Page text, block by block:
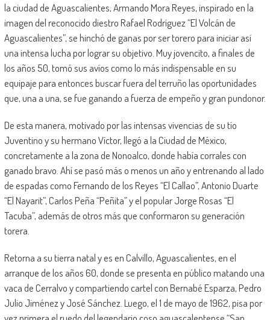
la ciudad de Aguascalientes, Armando Mora Reyes, inspirado en la
imagen del reconocido diestro Rafael Rodríguez “El Volcán de
Aguascalientes”, se hinchó de ganas por ser torero para iniciar así
una intensa lucha por lograr su objetivo. Muy jovencito, a finales de
los años 50, tomó sus avíos como lo más indispensable en su
equipaje para entonces buscar fuera del terruño las oportunidades
que, una a una, se fue ganando a fuerza de empeño y gran pundonor.
De esta manera, motivado por las intensas vivencias de su tío
Juventino y su hermano Víctor, llegó a la Ciudad de México,
concretamente a la zona de Nonoalco, donde había corrales con
ganado bravo. Ahí se pasó más o menos un año y entrenando al lado
de espadas como Fernando de los Reyes “El Callao”, Antonio Duarte
“El Nayarit”, Carlos Peña “Peñita” y el popular Jorge Rosas “El
Tacuba”, además de otros más que conformaron su generación
torera.
Retorna a su tierra natal y es en Calvillo, Aguascalientes, en el
arranque de los años 60, donde se presenta en público matando una
vaca de Cerralvo y compartiendo cartel con Bernabé Esparza, Pedro
Julio Jiménez y José Sánchez. Luego, el 1 de mayo de 1962, pisa por